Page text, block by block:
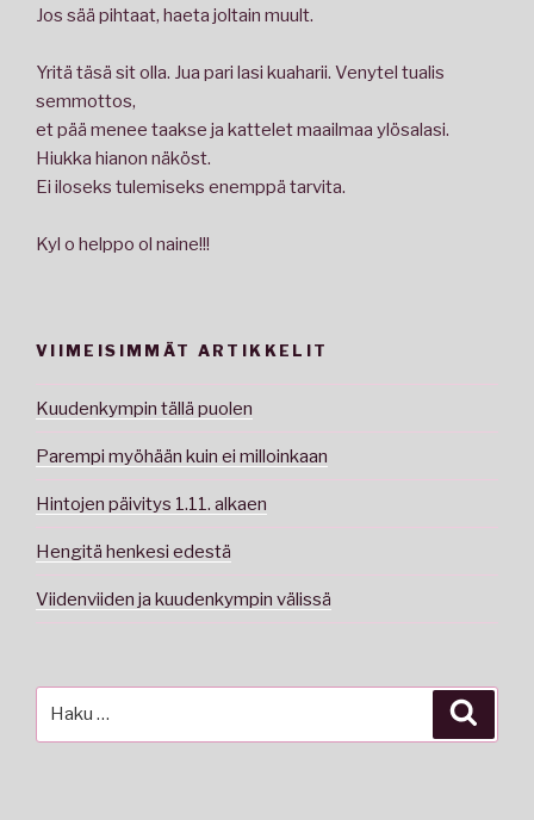
Jos sää pihtaat, haeta joltain muult.
Yritä täsä sit olla. Jua pari lasi kuaharii. Venytel tualis
semmottos,
et pää menee taakse ja kattelet maailmaa ylösalasi.
Hiukka hianon näköst.
Ei iloseks tulemiseks enemppä tarvita.
Kyl o helppo ol naine!!!
VIIMEISIMMÄT ARTIKKELIT
Kuudenkympin tällä puolen
Parempi myöhään kuin ei milloinkaan
Hintojen päivitys 1.11. alkaen
Hengitä henkesi edestä
Viidenviiden ja kuudenkympin välissä